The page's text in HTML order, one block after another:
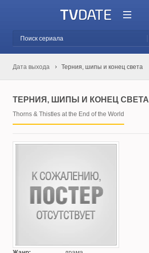
Дата выхода Терния, шипы и конец света
ТЕРНИЯ, ШИПЫ И КОНЕЦ СВЕТА
Thorns & Thistles at the End of the World